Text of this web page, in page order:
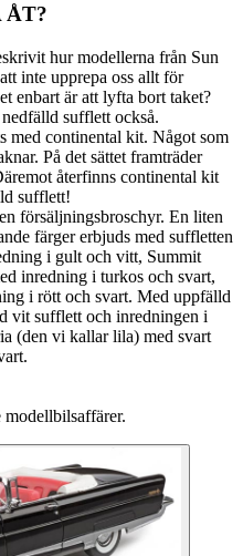
ÅT?
hur modellerna från Sun
inte upprepa oss allt för
enbart är att lyfta bort taket?
sufflett också.
med continental kit. Något som
På det sättet framträder
återfinns continental kit
sufflett!
försäljningsbroschyr. En liten
färger erbjuds med suffletten
i gult och vitt, Summit
inredning i turkos och svart,
i rött och svart. Med uppfälld
vit sufflett och inredningen i
(den vi kallar lila) med svart
modellbilsaffärer.